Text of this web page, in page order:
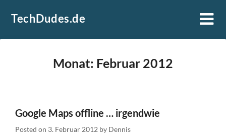
TechDudes.de
Monat: Februar 2012
Google Maps offline … irgendwie
Posted on 3. Februar 2012 by Dennis